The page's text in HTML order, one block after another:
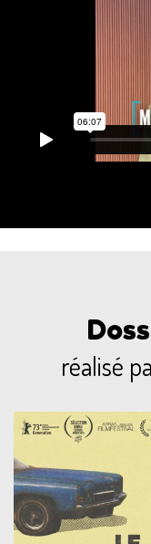
réalisé